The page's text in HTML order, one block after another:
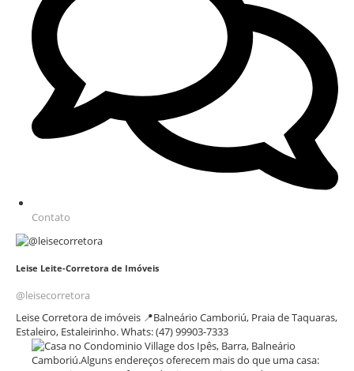
Contato
Leise Leite-Corretora de Imóveis
@leisecorretora
Leise Corretora de imóveis 📍Balneário Camboriú, Praia de Taquaras,
Estaleiro, Estaleirinho. Whats: (47) 99903-7333